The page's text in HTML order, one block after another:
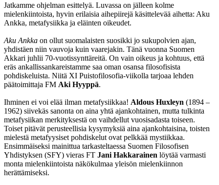
Jatkamme ohjelman esittelyä. Luvassa on jälleen kolme
mielenkiintoista, hyvin erilaisia aihepiirejä käsittelevää aihetta: Aku
Ankka, metafysiikka ja eläinten oikeudet.
Aku Ankka on ollut suomalaisten suosikki jo sukupolvien ajan,
yhdistäen niin vauvoja kuin vaarejakin. Tänä vuonna Suomen
Akkari juhlii 70-vuotissynttäreitä. On vain oikeus ja kohtuus, että
eräs ankallissankareistamme saa oman osansa filosofisista
pohdiskeluista. Niitä XI Puistofilosofia-viikolla tarjoaa lehden
päätoimittaja FM Aki Hyyppä.
Ihminen ei voi elää ilman metafysiikkaa! Aldous Huxleyn (1894 –
1962) siivekäs sanonta on aina yhtä ajankohtainen, mutta tulkinta
metafysiikan merkityksestä on vaihdellut vuosisadasta toiseen.
Toiset pitävät perusteellisia kysymyksiä aina ajankohtaisina, toisten
mielestä metafyysiset pohdiskelut ovat pelkkää mystiikkaa.
Ensimmäiseksi mainittua tarkasteltaessa Suomen Filosofisen
Yhdistyksen (SFY) vieras FT Jani Hakkarainen löytää varmasti
monta mielenkiintoista näkökulmaa yleisön mielenkiinnon
herättämiseksi.